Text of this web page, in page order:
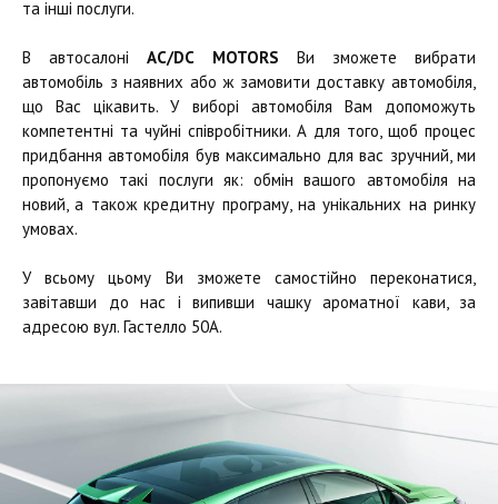
та інші послуги.
В автосалоніAC/DC MOTORS Ви зможете вибрати
автомобіль з наявних або ж замовити доставку автомобіля,
що Вас цікавить. У виборі автомобіля Вам допоможуть
компетентні та чуйні співробітники. А для того, щоб процес
придбання автомобіля був максимально для вас зручний, ми
пропонуємо такі послуги як: обмін вашого автомобіля на
новий, а також кредитну програму, на унікальних на ринку
умовах.
У всьому цьому Ви зможете самостійно переконатися,
завітавши до нас і випивши чашку ароматної кави, за
адресою вул. Гастелло 50А.